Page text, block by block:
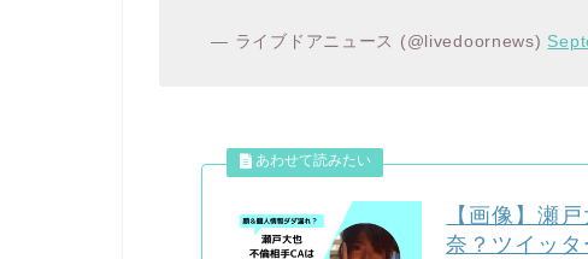
— ライブドアニュース (@livedoornews)
【画像】瀬
奈？ツイッタ